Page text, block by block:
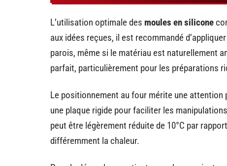
L’utilisation optimale des moules en silicone
aux idées reçues, il est recommandé
parois, même si le matériau est naturellement
parfait, particulièrement pour les préparations
Le positionnement au four mérite une
une plaque rigide pour faciliter les
peut être légèrement réduite de 10°C par
différemment la chaleur.